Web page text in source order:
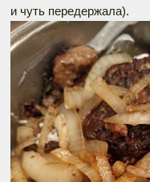
и чуть передержала).